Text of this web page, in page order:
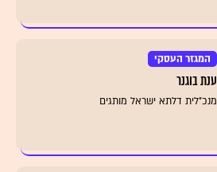
המגזר העסקי
ענת בוגנר
מנכ"לית דלתא ישראל מותגים